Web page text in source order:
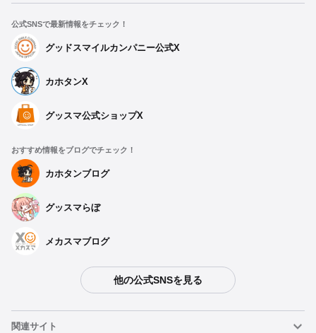
公式SNSで最新情報をチェック！
グッドスマイルカンパニー公式X
カホタンX
グッスマ公式ショップX
おすすめ情報をブログでチェック！
カホタンブログ
グッスマらぼ
メカスマブログ
他の公式SNSを見る
関連サイト